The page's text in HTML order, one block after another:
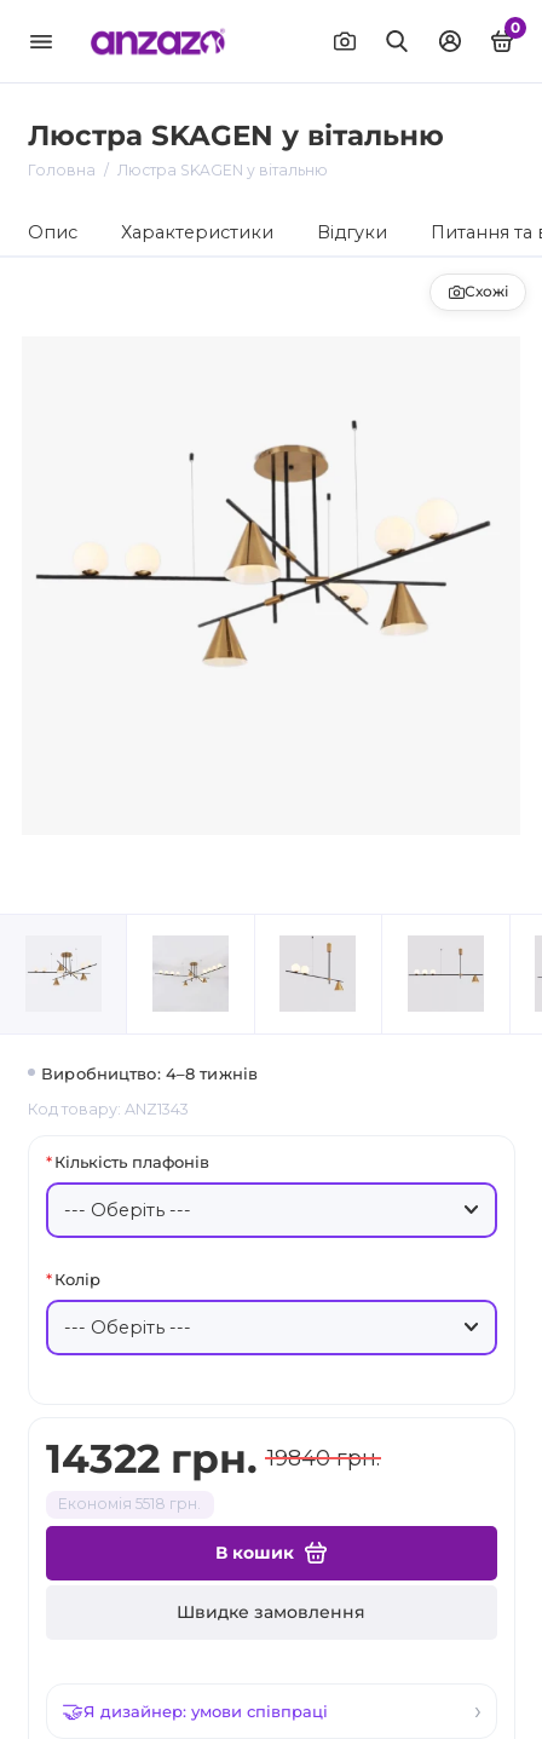
0
Люстра SKAGEN у вітальню
Головна Люстра SKAGEN у вітальню
Опис Характеристики Відгуки Питання та
Схожі
Виробництво: 4–8 тижнів
Код товару: ANZ1343
14322 грн. 19840 грн.
Економія 5518 грн.
В кошик
Швидке замовлення
Я дизайнер: умови співпраці
Кількість плафонів
Колір